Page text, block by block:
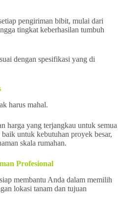
pengiriman bibit, mulai dari
tingkat keberhasilan tumbuh
dengan spesifikasi yang di
harus mahal.
harga yang terjangkau untuk semua
untuk kebutuhan proyek besar,
skala rumahan.
Profesional
membantu Anda dalam memilih
lokasi tanam dan tujuan